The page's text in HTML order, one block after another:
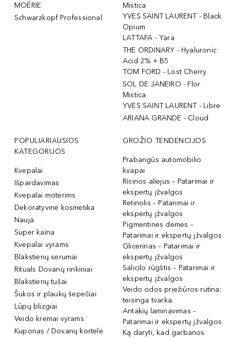
MOÉRIE
Schwarzkopf Professional
Mistica
YVES SAINT LAURENT - Black
Opium
LATTAFA - Yara
THE ORDINARY - Hyaluronic
Acid 2% + B5
TOM FORD - Lost Cherry
SOL DE JANEIRO - Flor
Mistica
YVES SAINT LAURENT - Libre
ARIANA GRANDE - Cloud
POPULIARIAUSIOS
KATEGORIJOS
Kvepalai
Išpardavimas
Kvepalai moterims
Dekoratyvinė kosmetika
Nauja
Super kaina
Kvepalai vyrams
Blakstienų serumai
Rituals Dovanų rinkiniai
Blakstienų tušai
Šukos ir plaukų šepečiai
Lūpų blizgiai
Veido kremai vyrams
Kuponas / Dovanų kortelė
GROŽIO TENDENCIJOS
Prabangūs automobilio
kvapai
Ricinos aliejus – Patarimai ir
ekspertų įžvalgos
Retinolis – Patarimai ir
ekspertų įžvalgos
Pigmentinės dėmės –
Patarimai ir ekspertų įžvalgos
Glicerinas – Patarimai ir
ekspertų įžvalgos
Salicilo rūgštis – Patarimai ir
ekspertų įžvalgos
Veido odos priežiūros rutina:
teisinga tvarka
Antakių laminavimas –
Patarimai ir ekspertų įžvalgos
Ką daryti, kad garbanos